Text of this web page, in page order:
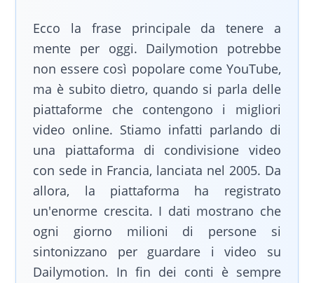
Ecco la frase principale da tenere a
mente per oggi. Dailymotion potrebbe
non essere così popolare come YouTube,
ma è subito dietro, quando si parla delle
piattaforme che contengono i migliori
video online. Stiamo infatti parlando di
una piattaforma di condivisione video
con sede in Francia, lanciata nel 2005. Da
allora, la piattaforma ha registrato
un'enorme crescita. I dati mostrano che
ogni giorno milioni di persone si
sintonizzano per guardare i video su
Dailymotion. In fin dei conti è sempre